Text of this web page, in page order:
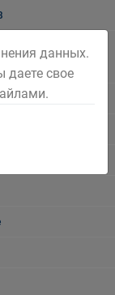
данных.
даете свое